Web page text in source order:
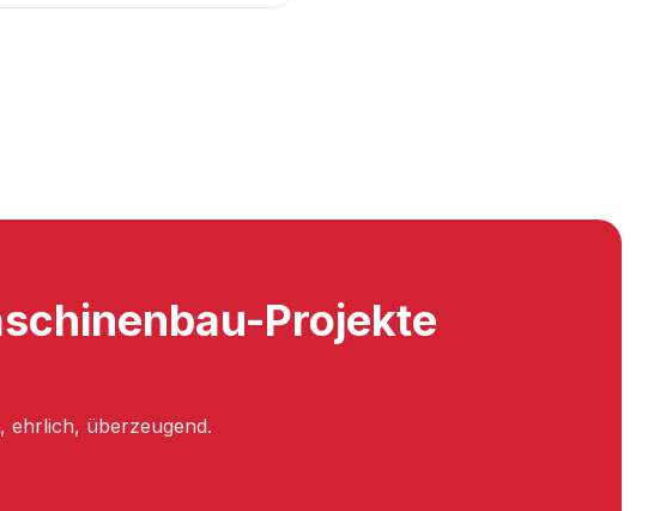
Projekte
ehrlich, überzeugend.